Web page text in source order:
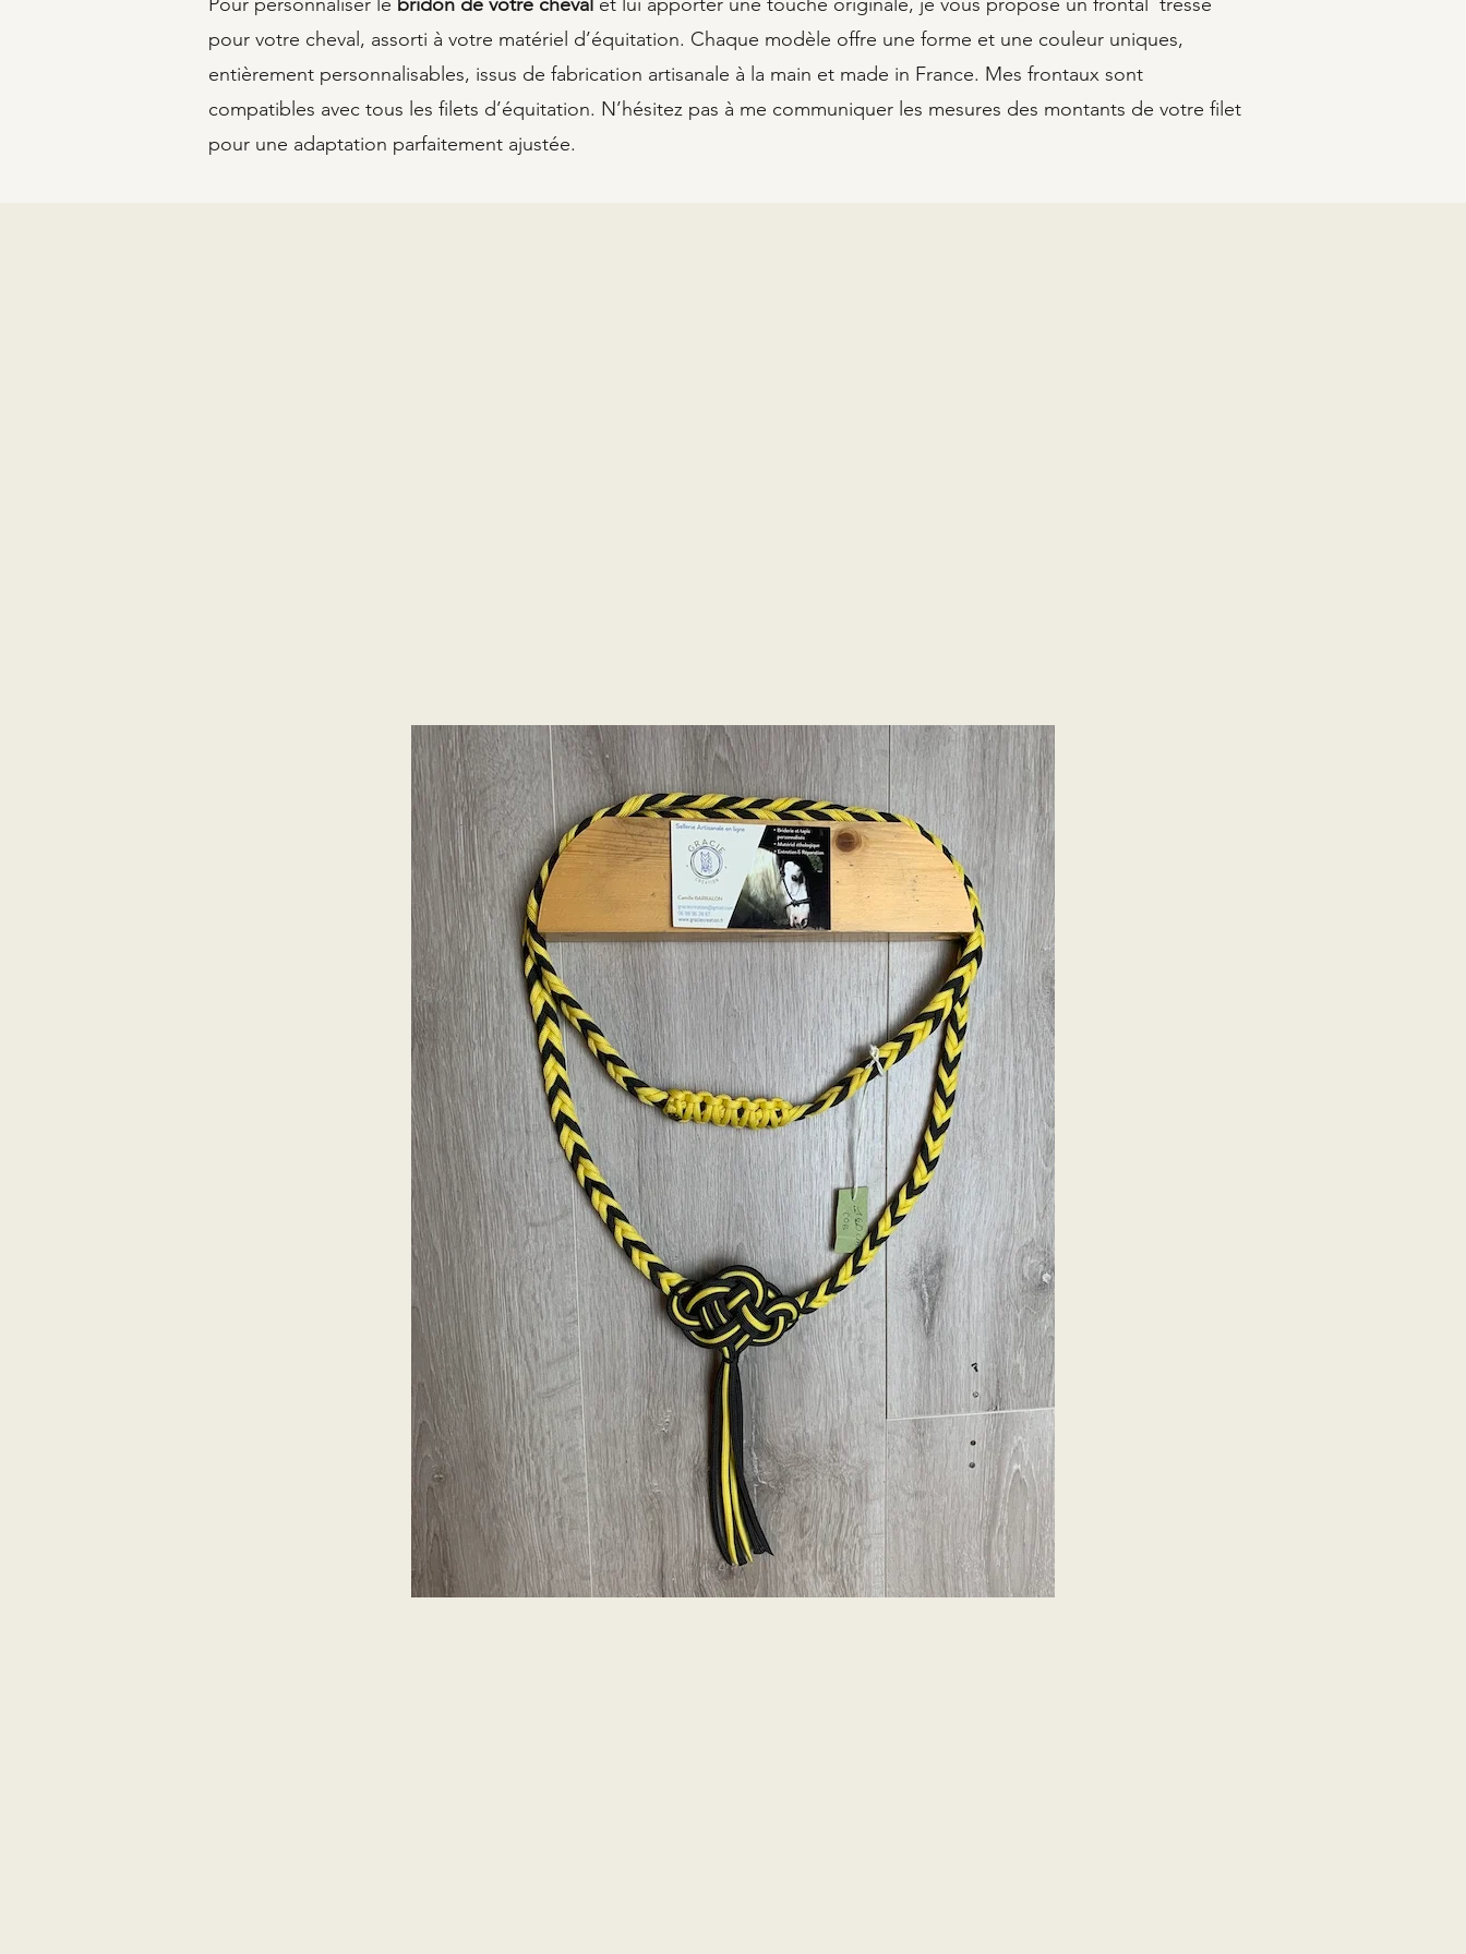
pour votre cheval, assorti à votre matériel d’équitation. Chaque modèle offre une forme et une couleur uniques,
entièrement personnalisables, issus de fabrication artisanale à la main et made in France. Mes frontaux sont
compatibles avec tous les filets d’équitation. N’hésitez pas à me communiquer les mesures des montants de votre filet
pour une adaptation parfaitement ajustée.